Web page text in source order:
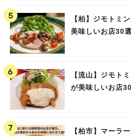
【柏】ジモトミ
美味しいお店30選
【流山】ジモト
が美味しいお店
【柏市】マーラ